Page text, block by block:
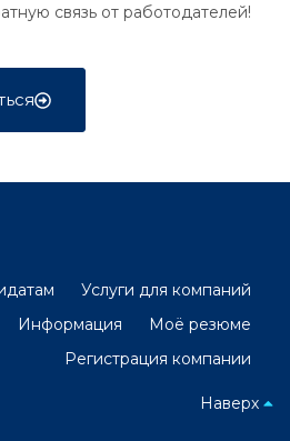
связь от работодателей!
Услуги для компаний
Информация
Моё резюме
Регистрация компании
Наверх